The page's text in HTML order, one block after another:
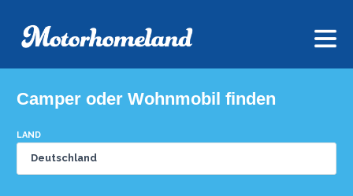
Camper oder Wohnmobil finden
LAND